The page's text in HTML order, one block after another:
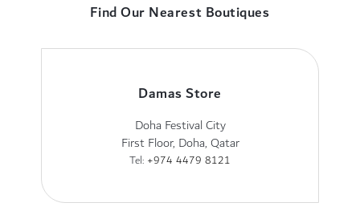
Find Our Nearest Boutiques
Damas Store
Doha Festival City
First Floor, Doha, Qatar
Tel: +974 4479 8121